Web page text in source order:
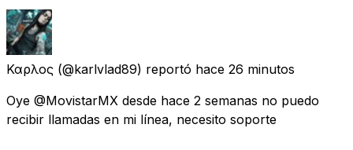
Καρλος (@karlvlad89) reportó hace 26 minutos
Oye @MovistarMX desde hace 2 semanas no puedo
recibir llamadas en mi línea, necesito soporte